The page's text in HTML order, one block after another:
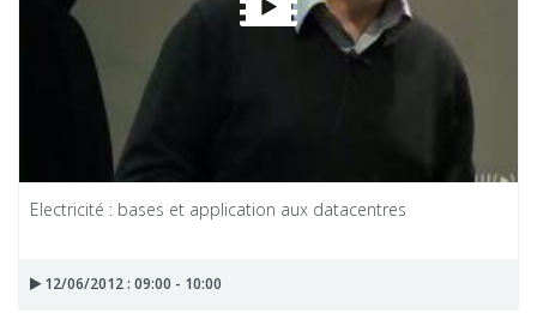
Electricité : bases et application aux datacentres
12/06/2012 : 09:00 - 10:00